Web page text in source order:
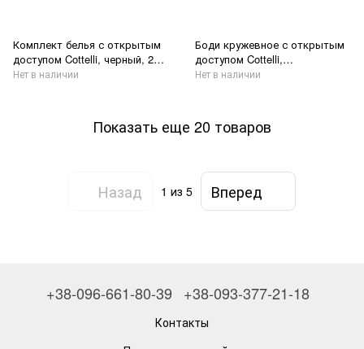
Комплект белья с открытым
доступом Cottelli, черный, 2
предмета, размер S
Нет в наличии
Боди кружевное с открытым
доступом Cottelli,
фиолетовое, размер S
Нет в наличии
Показать еще 20 товаров
Назад 1 из 5 Вперед
+38-096-661-80-39 +38-093-377-21-18
Контакты